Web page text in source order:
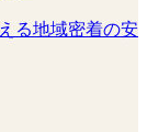
る地域密着の安